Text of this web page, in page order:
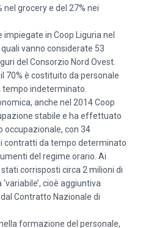
grocery e del 27% nei
in Coop Liguria nel
vanno considerate 53
del Consorzio Nord Ovest.
70% è costituito da personale
indeterminato.
anche nel 2014 Coop
stabile e ha effettuato
con 34
contratti da tempo determinato
del regime orario. Ai
corrisposti circa 2 milioni di
cioè aggiuntiva
Contratto Nazionale di
formazione del personale,